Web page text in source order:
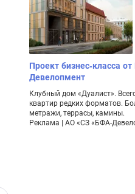
Проект бизнес-класса
Девелопмент
Клубный дом «Дуалист».
квартир редких форматов.
метражи, террасы, камины.
Реклама | АО «СЗ «БФА-